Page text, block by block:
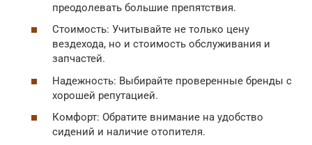
преодолевать большие препятствия.
Стоимость: Учитывайте не только цену
вездехода, но и стоимость обслуживания и
запчастей.
Надежность: Выбирайте проверенные бренды с
хорошей репутацией.
Комфорт: Обратите внимание на удобство
сидений и наличие отопителя.